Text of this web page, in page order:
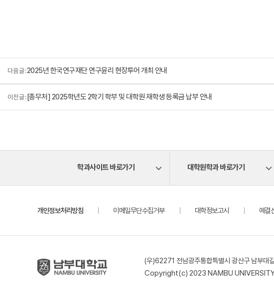
다음 글 :2025년 한국연구재단 연구윤리 현장투어 개최 안내
이전 글 :[총무처] 2025학년도 2학기 학부 및 대학원 재학생 등록금 납부 안내
학과사이트 바로가기 대학원학과 바로가기
개인정보처리방침 이메일무단수집거부 대학정보고시 예결
(우)62271 전남광주통합특별시 광산구 남부대
Copyright(c) 2023 NAMBU